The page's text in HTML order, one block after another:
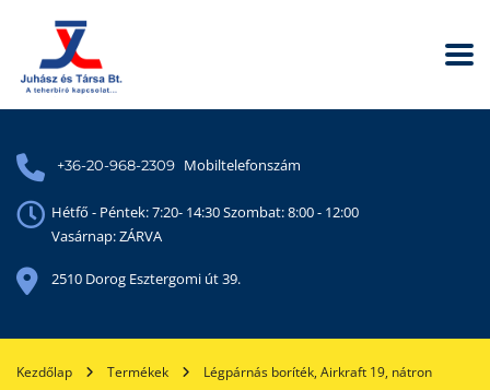
+36-20-968-2309 Mobiltelefonszám
Hétfő - Péntek: 7:20- 14:30 Szombat: 8:00 - 12:00
Vasárnap: ZÁRVA
2510 Dorog Esztergomi út 39.
Kezdőlap Termékek Légpárnás boríték, Airkraft 19, nátron